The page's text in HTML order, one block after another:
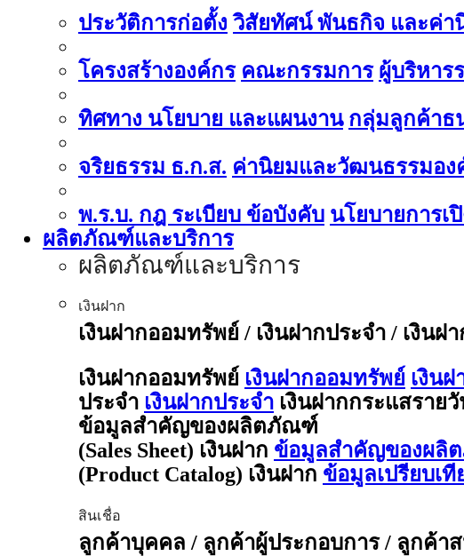
ประวัติการก่อตั้ง วิสัยทัศน์ พันธกิจ และค่า
โครงสร้างองค์กร คณะกรรมการ ผู้บริหาร
ทิศทาง นโยบาย และแผนงาน กลุ่มลูกค้าธ
จริยธรรม ธ.ก.ส. ค่านิยมและวัฒนธรรมอง
พ.ร.บ. กฎ ระเบียบ ข้อบังคับ นโยบายการเ
ผลิตภัณฑ์และบริการ
ผลิตภัณฑ์และบริการ
เงินฝาก
เงินฝากออมทรัพย์ / เงินฝากประจำ / เงินฝ
เงินฝากออมทรัพย์ เงินฝากออมทรัพย์ เงิน
ประจำ เงินฝากประจำ เงินฝากกระแสราย
ข้อมูลสำคัญของผลิตภัณฑ์
(Sales Sheet) เงินฝาก ข้อมูลสำคัญของผลิต
(Product Catalog) เงินฝาก ข้อมูลเปรียบเ
สินเชื่อ
ลูกค้าบุคคล / ลูกค้าผู้ประกอบการ / ลูกค้า